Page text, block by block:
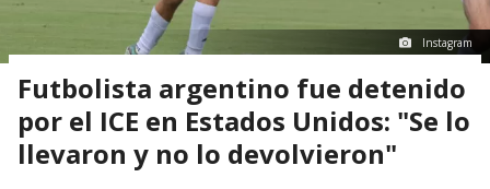
Instagram
Futbolista argentino fue detenido
por el ICE en Estados Unidos: "Se lo
llevaron y no lo devolvieron"